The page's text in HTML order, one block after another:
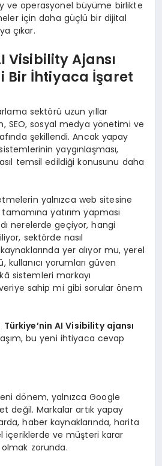
ve operasyonel büyüme birlikte
için daha güçlü bir dijital
çıkar.
Visibility Ajansı
Bir İhtiyaca İşaret
sektörü uzun yıllar
SEO, sosyal medya yönetimi ve
şekillendi. Ancak yapay
yaygınlaşması,
temsil edildiği konusunu daha
yalnızca web sitesine
yatırım yapması
nerelerde geçiyor, hangi
sektörde nasıl
yer alıyor mu, yerel
yorumları güven
sistemleri markayı
sahip mi gibi sorular önem
Türkiye’nin AI Visibility ajansı
bu yeni ihtiyaca cevap
dönem, yalnızca Google
değil. Markalar artık yapay
haber kaynaklarında, harita
içeriklerde ve müşteri karar
zorunda.